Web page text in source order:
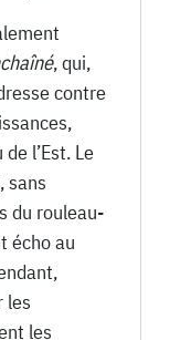
, qui,
contre
l’Est. Le
sans
du rouleau-
écho au
les
les